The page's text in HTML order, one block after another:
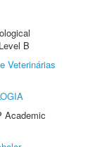
B
Veterinárias
Academic